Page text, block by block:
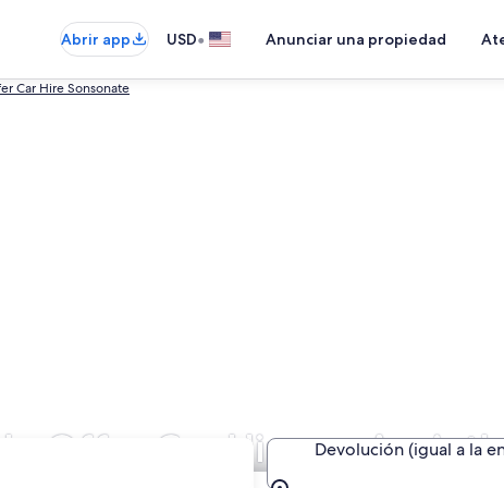
Abrir app USD• Anunciar una propiedad
Car Hire Sonsonate
Offer Car Hire enDevolución (igual a la